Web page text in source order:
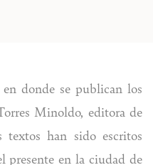
donde se publican los
Minoldo, editora de
han sido escritos
presente en la ciudad de